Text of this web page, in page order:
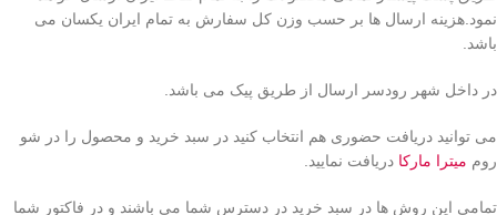
نمود.هزینه ارسال ها بر حسب وزن کل سفارش به تمام ایران یکسان می
باشد.
در داخل شهر رودسر ارسال از طریق پیک می باشد.
می توانید دریافت حضوری هم انتخاب کنید در سبد خرید و محصول را در شو
روم میترا مارکا دریافت نمایید.
تمامی این روش ها در سبد خرید در دسترس شما می باشند و در فاکتور شما